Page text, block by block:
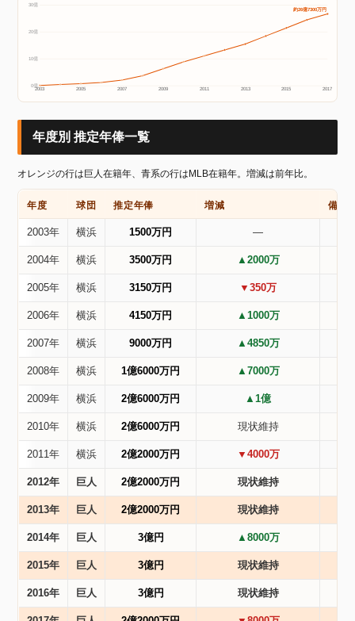
0億
10億
20億
30億
2003 2005 2007 2009 2011 2013 2015 2017
約26億7300万円
年度別 推定年俸一覧
オレンジの行は巨人在籍年、青系の行はMLB在籍年。増減は前年比。
年度 球団 推定年俸 増減 備考
2003年 横浜 1500万円 ―
2004年 横浜 3500万円 ▲2000万
2005年 横浜 3150万円 ▼350万
2006年 横浜 4150万円 ▲1000万
2007年 横浜 9000万円 ▲4850万
2008年 横浜 1億6000万円 ▲7000万
2009年 横浜 2億6000万円 ▲1億
2010年 横浜 2億6000万円 現状維持
2011年 横浜 2億2000万円 ▼4000万
2012年 巨人 2億2000万円 現状維持
2013年 巨人 2億2000万円 現状維持
2014年 巨人 3億円 ▲8000万
2015年 巨人 3億円 現状維持
2016年 巨人 3億円 現状維持